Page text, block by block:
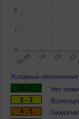
Условные обозначения:
0 - 1
Нет
2 - 3
4 - 5